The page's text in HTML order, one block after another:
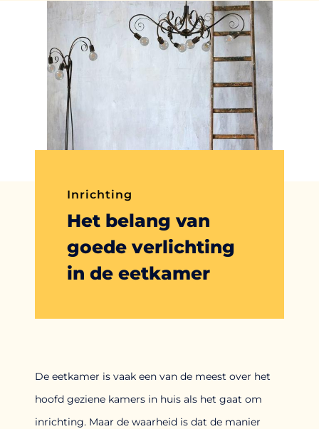
Inrichting
Het belang van
goede verlichting
in de eetkamer
De eetkamer is vaak een van de meest over het
hoofd geziene kamers in huis als het gaat om
inrichting. Maar de waarheid is dat de manier